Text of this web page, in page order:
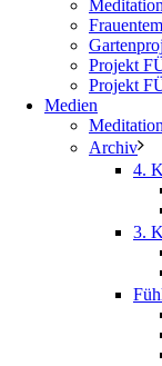
Projekt
Projekt
Medien
Archiv
4.
3.